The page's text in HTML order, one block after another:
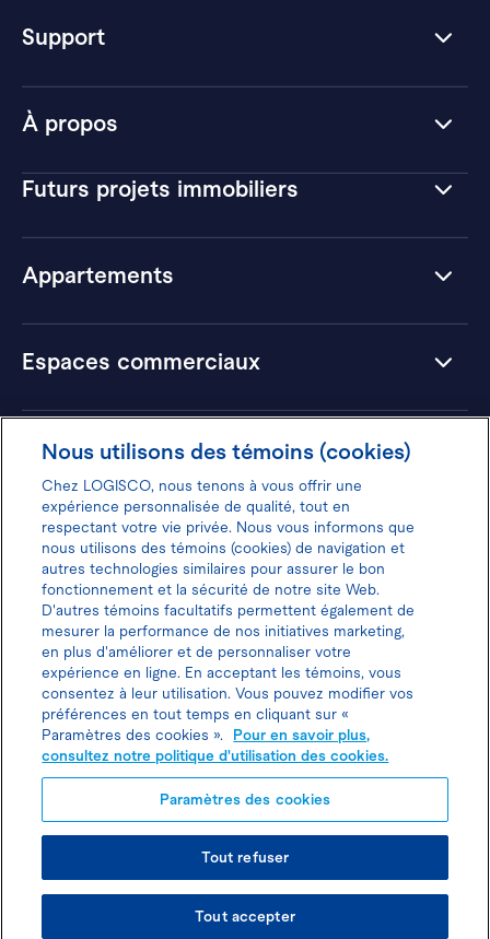
À propos
Futurs projets immobiliers
Appartements
Espaces commerciaux
Hôtels
Support
Donnez votre avis pour gagner 100$
Politique d'utilisation des cookies
Politique de protection des
renseignements personnels
© TOUS DROITS RÉSERVÉS LOGISCO 2026
Nous utilisons des témoins (cookies)
Chez LOGISCO, nous tenons à vous offrir une
expérience personnalisée de qualité, tout en
respectant votre vie privée. Nous vous informons que
nous utilisons des témoins (cookies) de navigation et
autres technologies similaires pour assurer le bon
fonctionnement et la sécurité de notre site Web.
D'autres témoins facultatifs permettent également de
mesurer la performance de nos initiatives marketing,
en plus d'améliorer et de personnaliser votre
expérience en ligne. En acceptant les témoins, vous
consentez à leur utilisation. Vous pouvez modifier vos
préférences en tout temps en cliquant sur «
Paramètres des cookies ».
Pour en savoir plus,
consultez notre politique d'utilisation des cookies.
Paramètres des cookies
Tout refuser
Tout accepter